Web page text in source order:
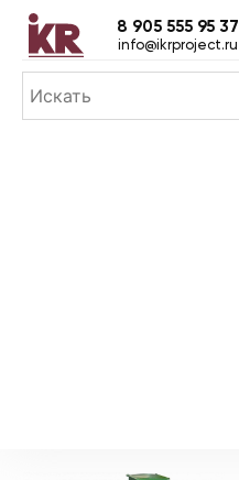
8 905 555 95 37
info@ikrproject.ru